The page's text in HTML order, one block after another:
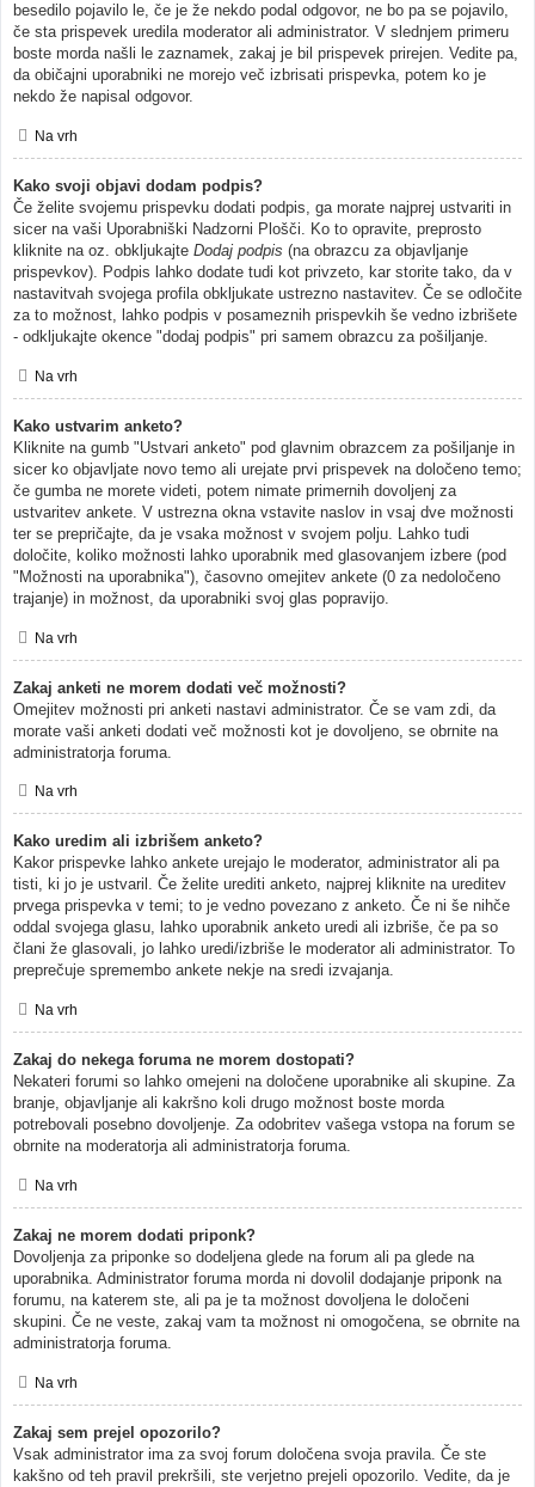
besedilo pojavilo le, če je že nekdo podal odgovor, ne bo pa se pojavilo,
če sta prispevek uredila moderator ali administrator. V slednjem primeru
boste morda našli le zaznamek, zakaj je bil prispevek prirejen. Vedite pa,
da običajni uporabniki ne morejo več izbrisati prispevka, potem ko je
nekdo že napisal odgovor.
Na vrh
Kako svoji objavi dodam podpis?
Če želite svojemu prispevku dodati podpis, ga morate najprej ustvariti in
sicer na vaši Uporabniški Nadzorni Plošči. Ko to opravite, preprosto
kliknite na oz. obkljukajte Dodaj podpis (na obrazcu za objavljanje
prispevkov). Podpis lahko dodate tudi kot privzeto, kar storite tako, da v
nastavitvah svojega profila obkljukate ustrezno nastavitev. Če se odločite
za to možnost, lahko podpis v posameznih prispevkih še vedno izbrišete
- odkljukajte okence "dodaj podpis" pri samem obrazcu za pošiljanje.
Na vrh
Kako ustvarim anketo?
Kliknite na gumb "Ustvari anketo" pod glavnim obrazcem za pošiljanje in
sicer ko objavljate novo temo ali urejate prvi prispevek na določeno temo;
če gumba ne morete videti, potem nimate primernih dovoljenj za
ustvaritev ankete. V ustrezna okna vstavite naslov in vsaj dve možnosti
ter se prepričajte, da je vsaka možnost v svojem polju. Lahko tudi
določite, koliko možnosti lahko uporabnik med glasovanjem izbere (pod
"Možnosti na uporabnika"), časovno omejitev ankete (0 za nedoločeno
trajanje) in možnost, da uporabniki svoj glas popravijo.
Na vrh
Zakaj anketi ne morem dodati več možnosti?
Omejitev možnosti pri anketi nastavi administrator. Če se vam zdi, da
morate vaši anketi dodati več možnosti kot je dovoljeno, se obrnite na
administratorja foruma.
Na vrh
Kako uredim ali izbrišem anketo?
Kakor prispevke lahko ankete urejajo le moderator, administrator ali pa
tisti, ki jo je ustvaril. Če želite urediti anketo, najprej kliknite na ureditev
prvega prispevka v temi; to je vedno povezano z anketo. Če ni še nihče
oddal svojega glasu, lahko uporabnik anketo uredi ali izbriše, če pa so
člani že glasovali, jo lahko uredi/izbriše le moderator ali administrator. To
preprečuje spremembo ankete nekje na sredi izvajanja.
Na vrh
Zakaj do nekega foruma ne morem dostopati?
Nekateri forumi so lahko omejeni na določene uporabnike ali skupine. Za
branje, objavljanje ali kakršno koli drugo možnost boste morda
potrebovali posebno dovoljenje. Za odobritev vašega vstopa na forum se
obrnite na moderatorja ali administratorja foruma.
Na vrh
Zakaj ne morem dodati priponk?
Dovoljenja za priponke so dodeljena glede na forum ali pa glede na
uporabnika. Administrator foruma morda ni dovolil dodajanje priponk na
forumu, na katerem ste, ali pa je ta možnost dovoljena le določeni
skupini. Če ne veste, zakaj vam ta možnost ni omogočena, se obrnite na
administratorja foruma.
Na vrh
Zakaj sem prejel opozorilo?
Vsak administrator ima za svoj forum določena svoja pravila. Če ste
kakšno od teh pravil prekršili, ste verjetno prejeli opozorilo. Vedite, da je